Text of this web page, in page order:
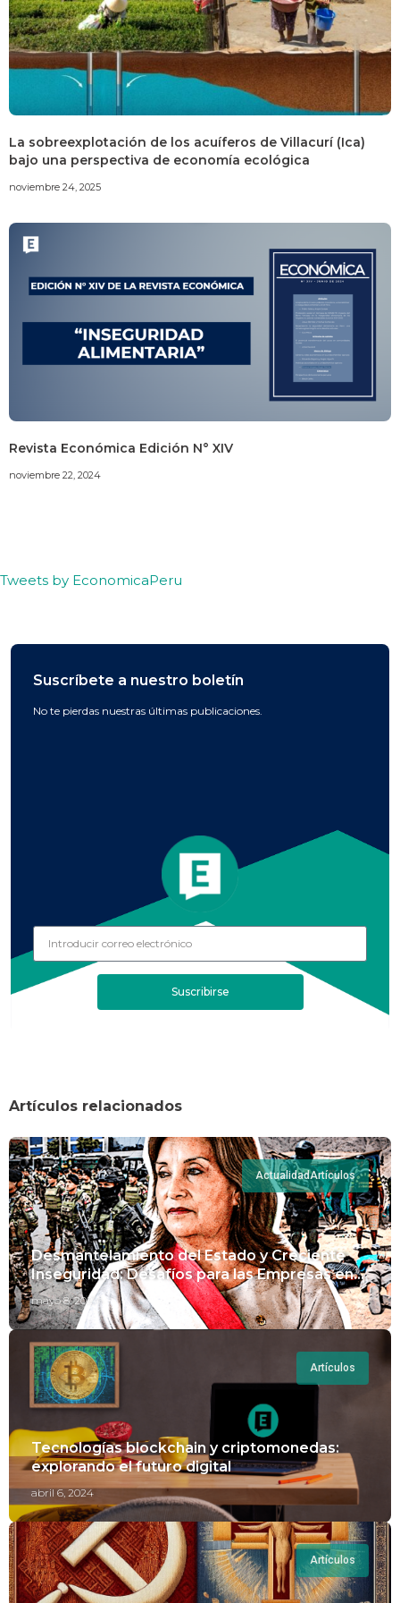
La sobreexplotación de los acuíferos de Villacurí (Ica)
bajo una perspectiva de economía ecológica
noviembre 24, 2025
Revista Económica Edición N° XIV
noviembre 22, 2024
Tweets by EconomicaPeru
Suscríbete a nuestro boletín
No te pierdas nuestras últimas publicaciones.
Suscribirse
Artículos relacionados
ActualidadArtículos
Desmantelamiento del Estado y Creciente
Inseguridad: Desafíos para las Empresas en
Perú.
mayo 8, 2024
Artículos
Tecnologías blockchain y criptomonedas:
explorando el futuro digital
abril 6, 2024
Artículos